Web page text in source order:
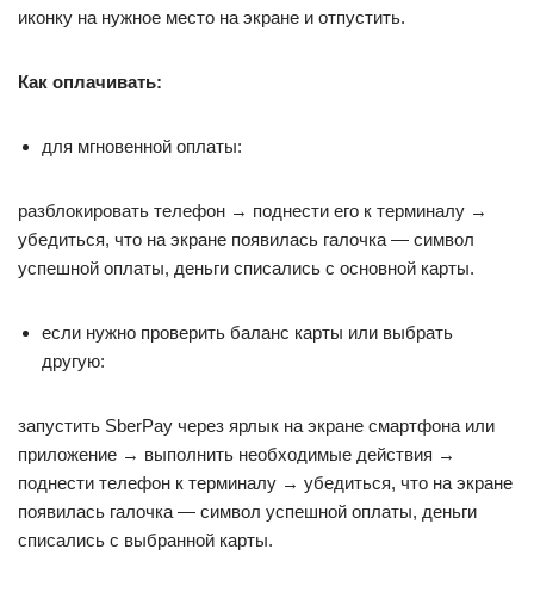
иконку на нужное место на экране и отпустить.
Как оплачивать:
для мгновенной оплаты:
разблокировать телефон → поднести его к терминалу →
убедиться, что на экране появилась галочка — символ
успешной оплаты, деньги списались с основной карты.
если нужно проверить баланс карты или выбрать
другую:
запустить SberPay через ярлык на экране смартфона или
приложение → выполнить необходимые действия →
поднести телефон к терминалу → убедиться, что на экране
появилась галочка — символ успешной оплаты, деньги
списались с выбранной карты.